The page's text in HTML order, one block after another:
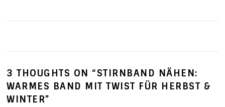
3 THOUGHTS ON “STIRNBAND NÄHEN:
WARMES BAND MIT TWIST FÜR HERBST &
WINTER”